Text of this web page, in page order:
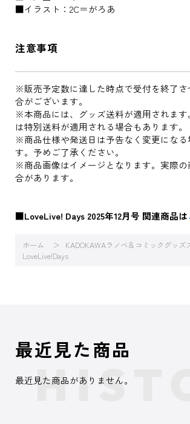
■イラスト：2C＝がろあ
注意事項
※販売予定数に達した時点で受付を終了さ
合がございます。
※本商品には、グッズ送料が適用されます
は特別送料が適用される場合もあります。
※商品仕様や発送日は予告なく変更になる
す。予めご了承ください。
※商品画像はイメージとなります。実際の
合があります。
■LoveLive! Days 2025年12月号 関連商品は
ホーム
KADOKAWAラノベ＆コミックグッズ
LoveLive!Days
最近見た商品
最近見た商品がありません。